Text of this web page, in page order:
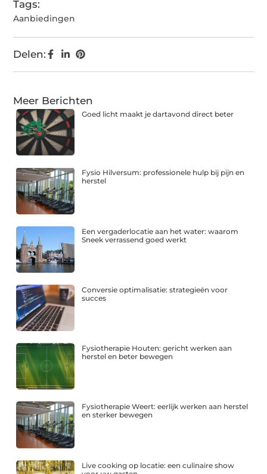
Tags:
Aanbiedingen
Delen:
Meer Berichten
Goed licht maakt je dartavond direct beter
Fysio Hilversum: professionele hulp bij pijn en
herstel
Een vergaderlocatie aan het water: waarom
Sneek verrassend goed werkt
Conversie optimalisatie: strategieën voor
succes
Fysiotherapie Houten: gericht werken aan
herstel en beter bewegen
Fysiotherapie Weert: eerlijk werken aan herstel
en sterker bewegen
Live cooking op locatie: een culinaire show